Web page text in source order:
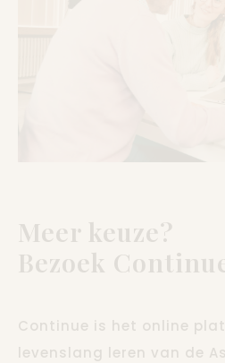
Meer keuze?
Bezoek
Continue is het online
levenslang leren van de